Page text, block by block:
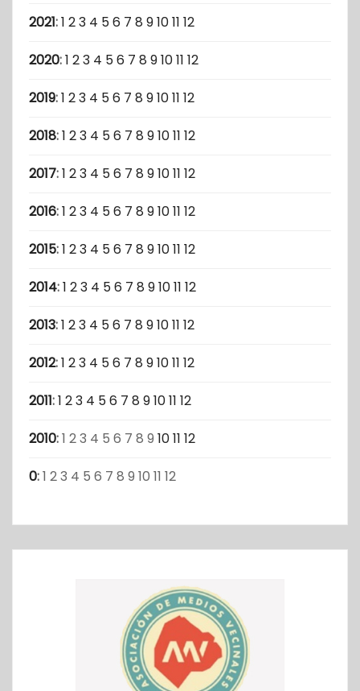
2021:1 23 4 56 7 8 91011 12
2020:1 23 4 56 7 8 91011 12
2019:1 23 4 56 7 8 91011 12
2018:1 23 4 56 7 8 91011 12
2017:1 23 4 56 7 8 91011 12
2016:1 23 4 56 7 8 91011 12
2015:1 23 4 56 7 8 91011 12
2014:1 23 4 56 7 8 91011 12
2013:1 23 4 56 7 8 91011 12
2012:1 23 4 56 7 8 91011 12
2011:1 23 4 56 7 8 91011 12
2010:1 23 4 5 6 7 8 9 1011 12
0:1 23 4 5 6 7 8 9 10 11 12